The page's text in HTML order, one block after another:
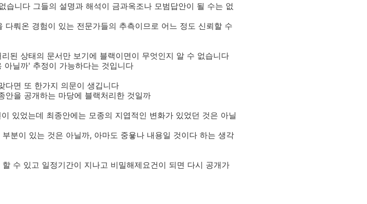
습니다 그들의 설명과 해석이 금과옥조나 모범답안이 될 수는 없
다뤄온 경험이 있는 전문가들의 추측이므로 어느 정도 신뢰할 수
된 상태의 문서만 보기에 블랙이면이 무엇인지 알 수 없습니다
아닐까' 추정이 가능하다는 것입니다
다면 또 한가지 의문이 생깁니다
안을 공개하는 마당에 블랙처리한 것일까
있었는데 최종안에는 모종의 지엽적인 변화가 있었던 것은 아닐
분이 있는 것은 아닐까, 아마도 중욯나 내용일 것이다 하는 생각
수 있고 일정기간이 지나고 비밀해제요건이 되면 다시 공개가